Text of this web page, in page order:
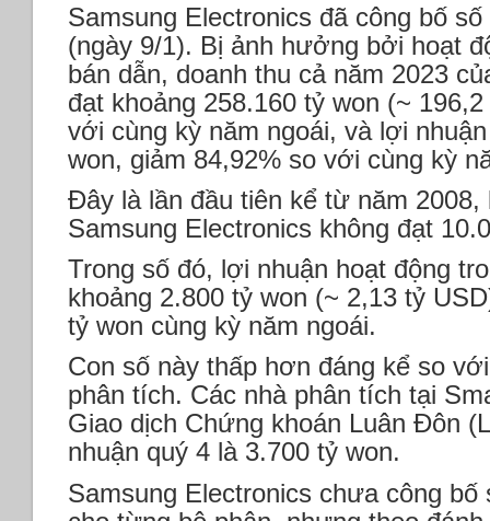
Samsung Electronics đã công bố
(ngày 9/1). Bị ảnh hưởng bởi hoạt
bán dẫn, doanh thu cả năm 2023
đạt khoảng 258.160 tỷ won (~
với cùng kỳ năm ngoái, và lợi
won, giảm 84,92% so với cùng kỳ
Đây là lần đầu tiên kể từ năm
Samsung Electronics không đạt
Trong số đó, lợi nhuận hoạt động
khoảng 2.800 tỷ won (~ 2,13 tỷ
tỷ won cùng kỳ năm ngoái.
Con số này thấp hơn đáng kể so
phân tích. Các nhà phân tích tại
Giao dịch Chứng khoán Luân Đôn
nhuận quý 4 là 3.700 tỷ won.
Samsung Electronics chưa công